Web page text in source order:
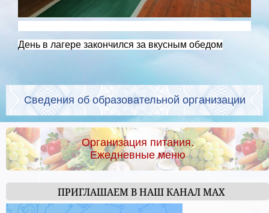
День в лагере закончился за вкусным обедом
Сведения об образовательной организации
Организация питания.
Ежедневные меню
ПРИГЛАШАЕМ В НАШ КАНАЛ МАХ